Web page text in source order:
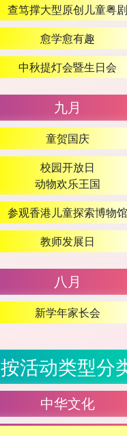
查笃撑大型原创儿童粤剧
愈学愈有趣
中秋提灯会暨生日会
九月
童贺国庆
校园开放日
动物欢乐王国
参观香港儿童探索博物馆
教师发展日
八月
新学年家长会
按活动类型分
中华文化